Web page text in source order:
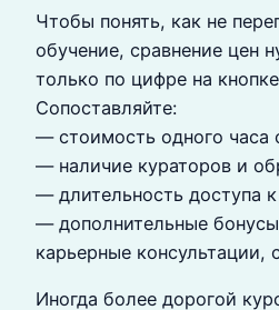
Чтобы понять, как не
обучение, сравнение цен
только по цифре на
Сопоставляйте:
— стоимость одного часа
— наличие кураторов и
— длительность доступа
— дополнительные
карьерные консультации,
Иногда более дорогой